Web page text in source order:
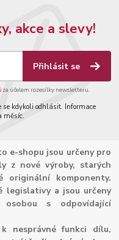
akce a slevy!
Přihlásit se
za účelem rozesílky newsletteru.
se kdykoli odhlásit. Informace
měsíc.
e-shopu jsou určeny pro
z nové výroby, starých
originální komponenty.
legislativy a jsou určeny
s odpovídající
nesprávné funkci dílu,